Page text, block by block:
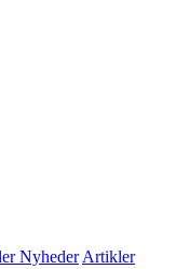
Nyheder Artikler